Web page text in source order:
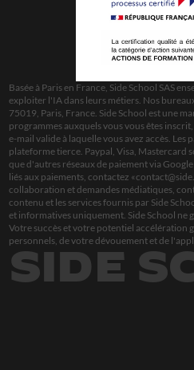
Basée à Paris en France, Side School SAS
exploiter l'IA dans leurs métiers. Nos
75019, Paris, France. Side School est une
programmes auxquels vous vous êtes
e-mail valide à laquelle vous avez accès. Les
plateforme tierce. Paypal, Visa, Mastercard
que d'autres réseaux de paiement via
liés aux paiements, contactez «
collaboration et demandes médiatiques,
contenu et les services fournis par Side
et informatives uniquement. Side School ne
Votre succès et votre potentiel accélération
personnels, de votre dévouement et de
SIDE